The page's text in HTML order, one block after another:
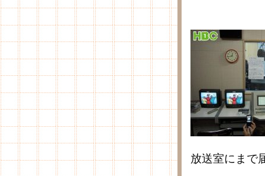
放送室にまで